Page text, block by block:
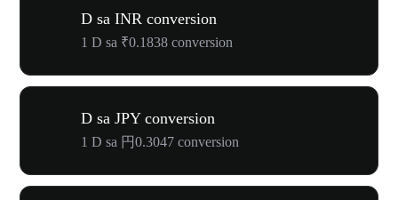
D sa INR conversion
1 D sa ₹0.1838 conversion
D sa JPY conversion
1 D sa 円0.3047 conversion